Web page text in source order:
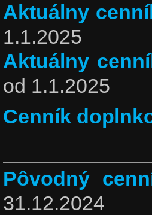
Aktuálny
1.1.2025
Aktuálny
od 1.1.2025
Cenník
Pôvodný
31.12.2024